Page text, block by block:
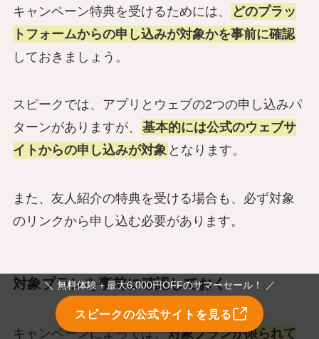
キャンペーン特典を受けるためには、
どのプラッ
トフォームからの申し込みが対象かを事前に確認
しておきましょう。
スピークでは、アプリとウェブの2つの申し込みパ
ターンがありますが、
基本的には公式のウェブサ
イトからの申し込みが対象 となります。
また、友人紹介の特典を受ける場合も、必ず対象
のリンクから申し込む必要があります。
対象プランを事前に確認しておく
キャンペーンによっては、対象プランが限られて
＼ 無料体験＋最大6,000円OFFのサマーセール！ ／
スピークの公式サイトを見る